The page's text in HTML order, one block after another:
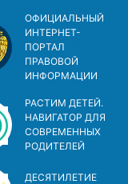
ОФИЦИАЛЬНЫЙ
ИНТЕРНЕТ-
ПОРТАЛ
ПРАВОВОЙ
ИНФОРМАЦИИ
РАСТИМ ДЕТЕЙ.
НАВИГАТОР ДЛЯ
СОВРЕМЕННЫХ
РОДИТЕЛЕЙ
ДЕСЯТИЛЕТИЕ